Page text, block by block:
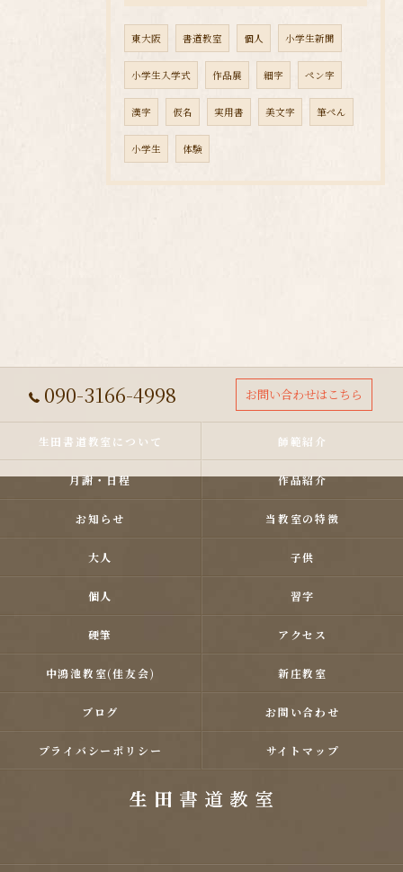
東大阪 書道教室 個人 小学生新聞
小学生入学式 作品展 細字 ペン字
漢字 仮名 実用書 美文字 筆ぺん
小学生 体験
090-3166-4998 お問い合わせはこちら
生田書道教室について 師範紹介
月謝・日程 作品紹介
お知らせ 当教室の特徴
大人 子供
個人 習字
硬筆 アクセス
中鴻池教室(佳友会) 新庄教室
ブログ お問い合わせ
プライバシーポリシー サイトマップ